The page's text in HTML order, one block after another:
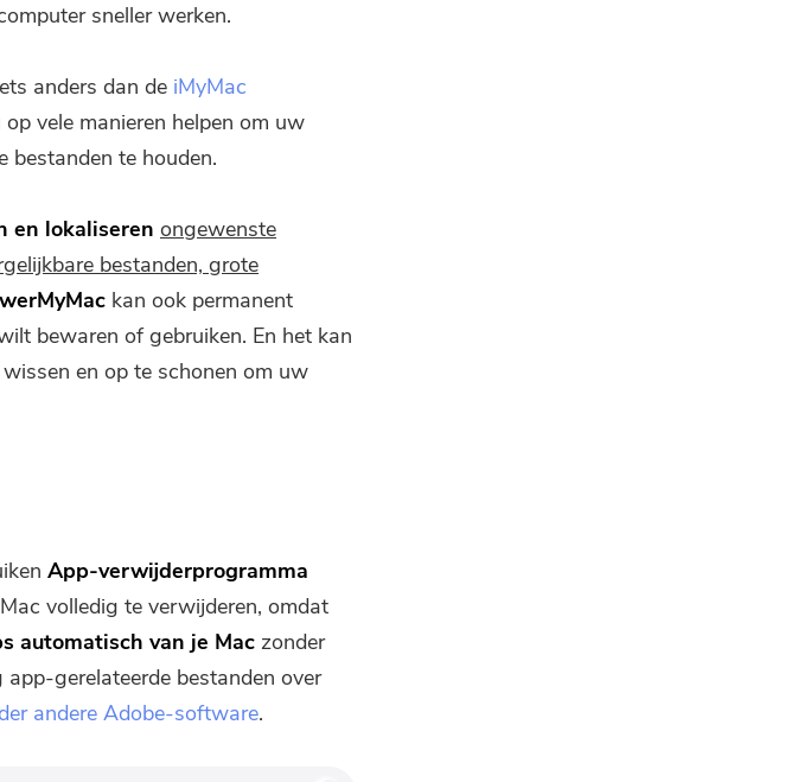
sneller werken.
anders dan de iMyMac
vele manieren helpen om uw
bestanden te houden.
en lokaliseren ongewenste
bestanden, grote
kan ook permanent
bewaren of gebruiken. En het kan
en op te schonen om uw
App-verwijderprogramma
volledig te verwijderen, omdat
automatisch van je Mac zonder
gerelateerde bestanden over
andere Adobe-software.
klaar.